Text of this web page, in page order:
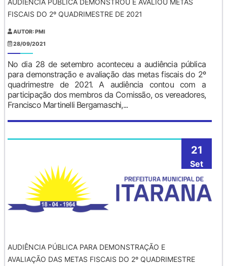
FISCAIS DO 2º QUADRIMESTRE DE 2021
AUTOR: PMI
28/09/2021
No dia 28 de setembro aconteceu a audiência pública
para demonstração e avaliação das metas fiscais do 2º
quadrimestre de 2021. A audiência contou com a
participação dos membros da Comissão, os vereadores,
Francisco Martinelli Bergamaschi,...
21
Set
AUDIÊNCIA PÚBLICA PARA DEMONSTRAÇÃO E
AVALIAÇÃO DAS METAS FISCAIS DO 2º QUADRIMESTRE